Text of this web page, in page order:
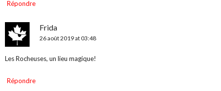
Répondre
Frida
26 août 2019 at 03:48
Les Rocheuses, un lieu magique!
Répondre